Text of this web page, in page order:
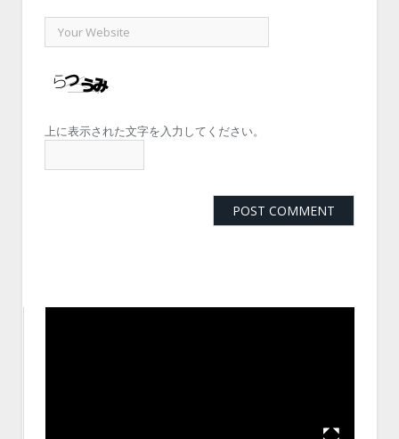
上に表示された文字を入力してください。